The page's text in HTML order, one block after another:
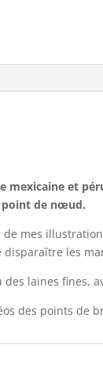
mexicaine et
point de nœud.
mes
les
laines fines,
des points de